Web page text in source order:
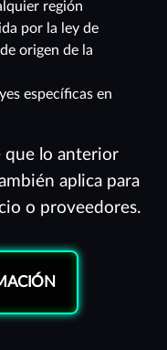
región
por la ley de
origen de la
específicas en
que lo anterior
aplica para
o proveedores.